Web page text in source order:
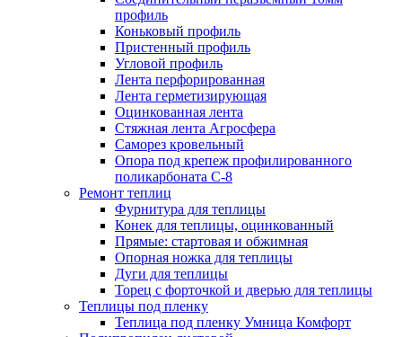
профиль
Коньковый профиль
Пристенный профиль
Угловой профиль
Лента перфорированная
Лента герметизирующая
Оцинкованная лента
Стяжная лента Агросфера
Саморез кровельный
Опора под крепеж профилированного
поликарбоната С-8
Ремонт теплиц
Фурнитура для теплицы
Конек для теплицы, оцинкованный
Прямые: стартовая и обжимная
Опорная ножка для теплицы
Дуги для теплицы
Торец с форточкой и дверью для теплицы
Теплицы под пленку
Теплица под пленку Умница Комфорт